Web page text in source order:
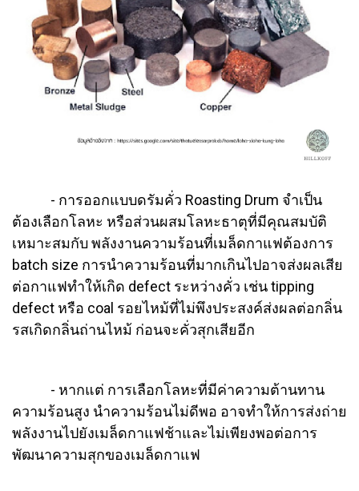
- การออกแบบดรัมคั่ว Roasting Drum จำเป็น
ต้องเลือกโลหะ หรือส่วนผสมโลหะธาตุที่มีคุณสมบัติ
เหมาะสมกับ พลังงานความร้อนที่เมล็ดกาแฟต้องการ
batch size การนำความร้อนที่มากเกินไปอาจส่งผลเสีย
ต่อกาแฟทำให้เกิด defect ระหว่างคั่ว เช่น tipping
defect หรือ coal รอยไหม้ที่ไม่พึงประสงค์ส่งผลต่อกลิ่น
รสเกิดกลิ่นถ่านไหม้ ก่อนจะคั่วสุกเสียอีก
- หากแต่ การเลือกโลหะที่มีค่าความต้านทาน
ความร้อนสูง นำความร้อนไม่ดีพอ อาจทำให้การส่งถ่าย
พลังงานไปยังเมล็ดกาแฟช้าและไม่เพียงพอต่อการ
พัฒนาความสุกของเมล็ดกาแฟ